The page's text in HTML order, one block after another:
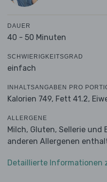
DAUER
40 - 50 Minuten
SCHWIERIGKEITSGRAD
einfach
INHALTSANGABEN PRO
Kalorien 749, Fett 41.2,
ALLERGENE
Milch, Gluten, Sellerie und
anderen Allergenen
Detaillierte Informationen